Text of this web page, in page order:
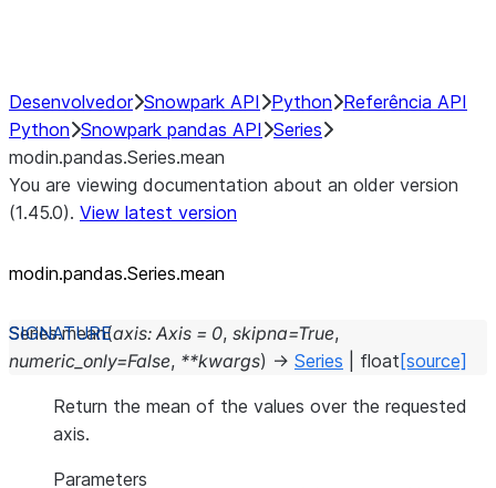
Desenvolvedor Snowpark API Python Referência API
Python Snowpark pandas API Series
modin.pandas.Series.mean
You are viewing documentation about an older version
(1.45.0). View latest version
modin.pandas.Series.mean
Series.mean(axis: Axis = 0, skipna=True,
numeric_only=False, **kwargs) → Series float [source]
Return the mean of the values over the requested
axis.
Parameters